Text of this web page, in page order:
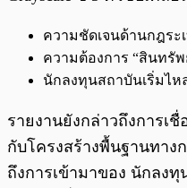
ความชัดเจนด้านกฎร
ความต้องการ “สินทรั
นักลงทุนสถาบันเริ่มไห
รายงานยังกล่าวถึงการเ
กับโครงสร้างพื้นฐานทาง
ถึงการเข้ามาของ นักลง